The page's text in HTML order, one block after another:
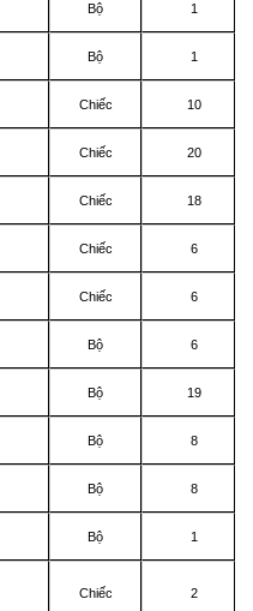
Bộ 1
Bộ 1
Chiếc 10
Chiếc 20
Chiếc 18
Chiếc 6
Chiếc 6
Bộ 6
Bộ 19
Bộ 8
Bộ 8
Bộ 1
Chiếc 2